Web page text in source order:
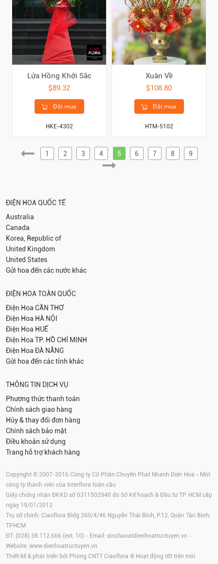
Lửa Hồng Khởi Sắc
$89.32
Đặt mua
HKE-4302
Xuân Về
$108.80
Đặt mua
HTM-5102
1 2 3 4 5 6 7 8 9
ĐIỆN HOA QUỐC TẾ
Australia
Canada
Korea, Republic of
United Kingdom
United States
Gửi hoa đến các nước khác
ĐIỆN HOA TOÀN QUỐC
Điện Hoa CẦN THƠ
Điện Hoa HÀ NỘI
Điện Hoa HUẾ
Điện Hoa TP. HỒ CHÍ MINH
Điện Hoa ĐÀ NẴNG
Gửi hoa đến các tỉnh khác
THÔNG TIN DỊCH VỤ
Phương thức thanh toán
Chính sách giao hàng
Hủy & thay đổi đơn hàng
Chính sách bảo mật
Điều khoản sử dụng
Trang hỗ trợ khách hàng
Copyright © 2007-2016 Công ty Cổ Phần Chuyển Phát Nhanh Điện Hoa - Một
công ty thành viên của Interflora toàn cầu
Giấy chứng nhận ĐKKD số 0311502940 do Sở Kế hoạch & Đầu tư TP. HCM cấp
ngày 19/01/2012
Trụ sở chính: Ciaoflora Bldg 260/4/46 Nguyễn Thái Bình, P.12, Quận Tân Bình,
TPHCM
ĐT: (028) 38.112.666 (ext. 10) - Email: xinchaoatdienhoatructuyen.vn -
Website: www.dienhoatructuyen.vn
Thiết kế & phát triển bởi Phòng CNTT Ciaoflora ® Hoạt động tốt trên môi